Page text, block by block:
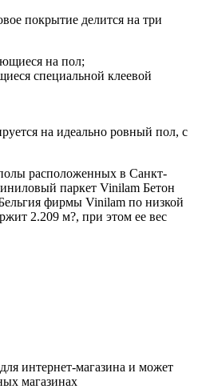
покрытие делится на три
на пол;
специальной клеевой
на идеально ровный пол, с
расположенных в Санкт-
паркет Vinilam Бетон
фирмы Vinilam по низкой
2.209 м?, при этом ее вес
интернет-магазина и может
магазинах